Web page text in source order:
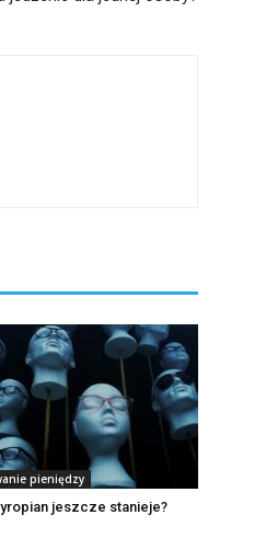
pieniędzy
jeszcze stanieje?